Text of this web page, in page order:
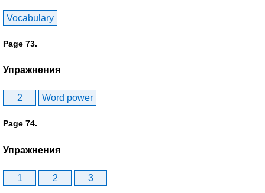
Vocabulary
Page 73.
Упражнения
2 Word power
Page 74.
Упражнения
1 2 3